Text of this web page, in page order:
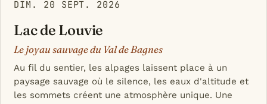
DIM. 20 SEPT. 2026
Lac de Louvie
Le joyau sauvage du Val de Bagnes
Au fil du sentier, les alpages laissent place à un
paysage sauvage où le silence, les eaux d'altitude et
les sommets créent une atmosphère unique. Une